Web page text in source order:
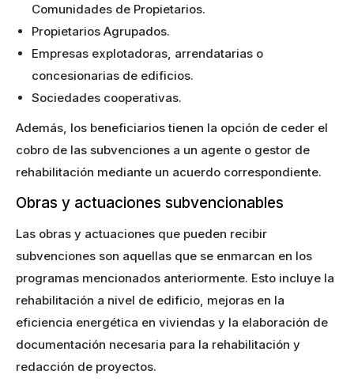
Comunidades de Propietarios.
Propietarios Agrupados.
Empresas explotadoras, arrendatarias o
concesionarias de edificios.
Sociedades cooperativas.
Además, los beneficiarios tienen la opción de ceder el
cobro de las subvenciones a un agente o gestor de
rehabilitación mediante un acuerdo correspondiente.
Obras y actuaciones subvencionables
Las obras y actuaciones que pueden recibir
subvenciones son aquellas que se enmarcan en los
programas mencionados anteriormente. Esto incluye la
rehabilitación a nivel de edificio, mejoras en la
eficiencia energética en viviendas y la elaboración de
documentación necesaria para la rehabilitación y
redacción de proyectos.